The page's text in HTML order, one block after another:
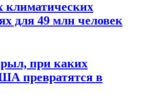
климатических
для 49 млн человек
при каких
превратятся в